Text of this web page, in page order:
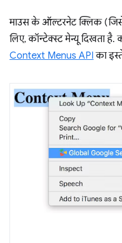
माउस के ऑल्टरनेट क्लिक
लिए, कॉन्टेक्स्ट मेन्यू दिखता
Context Menus API का